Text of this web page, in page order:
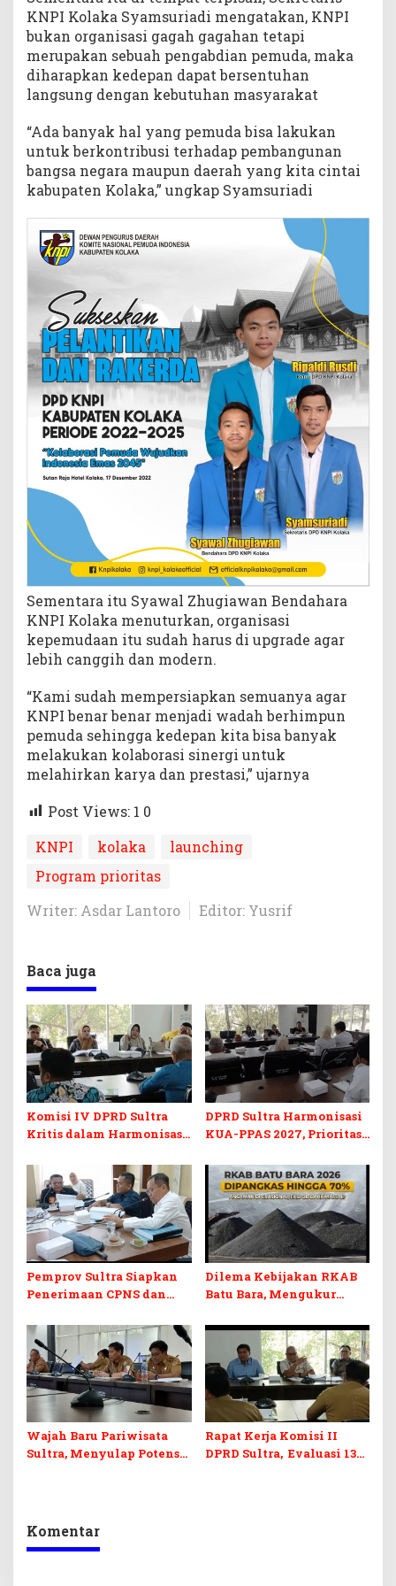
KNPI Kolaka Syamsuriadi mengatakan, KNPI
bukan organisasi gagah gagahan tetapi
merupakan sebuah pengabdian pemuda, maka
diharapkan kedepan dapat bersentuhan
langsung dengan kebutuhan masyarakat
“Ada banyak hal yang pemuda bisa lakukan
untuk berkontribusi terhadap pembangunan
bangsa negara maupun daerah yang kita cintai
kabupaten Kolaka,” ungkap Syamsuriadi
Sementara itu Syawal Zhugiawan Bendahara
KNPI Kolaka menuturkan, organisasi
kepemudaan itu sudah harus di upgrade agar
lebih canggih dan modern.
“Kami sudah mempersiapkan semuanya agar
KNPI benar benar menjadi wadah berhimpun
pemuda sehingga kedepan kita bisa banyak
melakukan kolaborasi sinergi untuk
melahirkan karya dan prestasi,” ujarnya
Post Views: 1 0
KNPI
kolaka
launching
Program prioritas
Writer: Asdar Lantoro
Editor: Yusrif
Baca juga
Komisi IV DPRD Sultra
Kritis dalam Harmonisasi
Perubahan APBD 2026
DPRD Sultra Harmonisasi
KUA-PPAS 2027, Prioritas
dan Pelunasan Utang
Infrastruktur
Pemprov Sultra Siapkan
Penerimaan CPNS dan
Desak Formasi Disabilitas
Dilema Kebijakan RKAB
Batu Bara, Mengukur
Penerimaan Negara dan
Kepastian Investasi
Wajah Baru Pariwisata
Sultra, Menyulap Potensi
Rapat Kerja Komisi II
DPRD Sultra, Evaluasi 13
Komentar